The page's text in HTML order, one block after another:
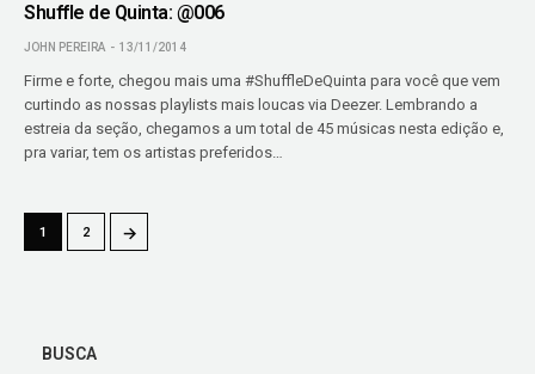
Shuffle de Quinta: @006
JOHN PEREIRA 13/11/2014
Firme e forte, chegou mais uma #ShuffleDeQuinta para você que vem
curtindo as nossas playlists mais loucas via Deezer. Lembrando a
estreia da seção, chegamos a um total de 45 músicas nesta edição e,
pra variar, tem os artistas preferidos…
1 2 →
BUSCA